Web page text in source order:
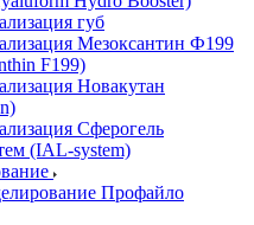
губ
Мезоксантин Ф199
F199)
Новакутан
Сферогель
(IAL-system)
Профайло